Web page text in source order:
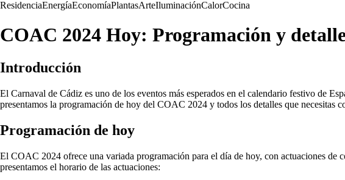
ResidenciaEnergíaEconomíaPlantasArteIluminaciónCalorCocina
COAC 2024 Hoy: Programación y
Introducción
El Carnaval de Cádiz es uno de los eventos más esperados en el calendario festivo de
presentamos la programación de hoy del COAC 2024 y todos los detalles que necesitas
Programación de hoy
El COAC 2024 ofrece una variada programación para el día de hoy, con actuaciones de
presentamos el horario de las actuaciones: